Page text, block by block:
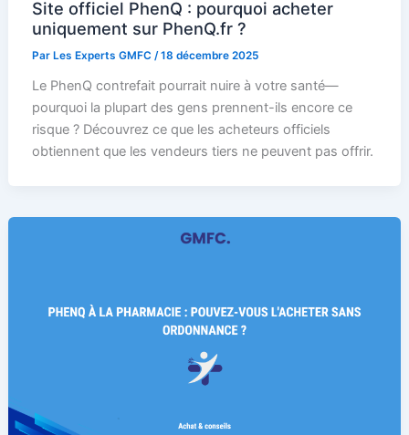
Site officiel PhenQ : pourquoi acheter
uniquement sur PhenQ.fr ?
ParLes Experts GMFC /18 décembre 2025
Le PhenQ contrefait pourrait nuire à votre santé—
pourquoi la plupart des gens prennent-ils encore ce
risque ? Découvrez ce que les acheteurs officiels
obtiennent que les vendeurs tiers ne peuvent pas offrir.